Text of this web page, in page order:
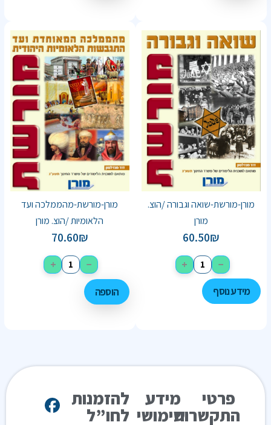
מורן-מורשת-שואה וגבורה /הוצ.
מורן
60.50₪
−
+
מידע נוסף
מורן-מורשת-מהממלכה ועד
הלאומיות /הוצ. מורן
70.60₪
−
+
הוספה
פרטי
התקשרות
מידע
שימושי
להזמנות
לחו”ל